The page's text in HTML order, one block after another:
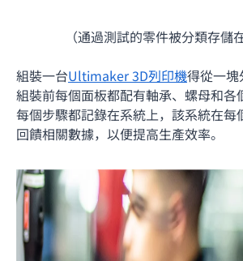
（通過測試的零件被分類存儲
組裝一台Ultimaker 3D列印機得從一
組裝前每個面板都配有軸承、螺母和各
每個步驟都記錄在系統上，該系統在每
回饋相關數據，以便提高生產效率。